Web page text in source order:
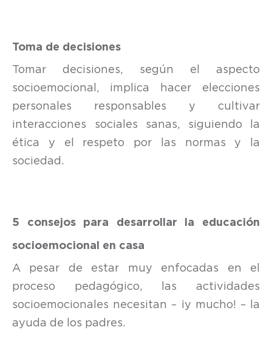
Toma de decisiones
Tomar decisiones, según el aspecto
socioemocional, implica hacer elecciones
personales responsables y cultivar
interacciones sociales sanas, siguiendo la
ética y el respeto por las normas y la
sociedad.
5 consejos para desarrollar la educación
socioemocional en casa
A pesar de estar muy enfocadas en el
proceso pedagógico, las actividades
socioemocionales necesitan – ¡y mucho! – la
ayuda de los padres.